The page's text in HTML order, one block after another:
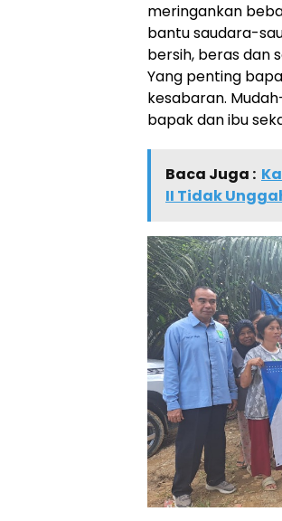
meringankan
bantu saudara-
bersih, beras dan
Yang penting
kesabaran.
bapak dan ibu
Baca Juga :
II Tidak